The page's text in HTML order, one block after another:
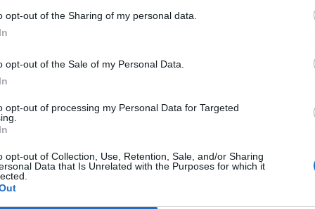
opt-out of the Sharing of my personal data.
opt-out of the Sale of my Personal Data.
opt-out of processing my Personal Data for Targeted
opt-out of Collection, Use, Retention, Sale, and/or Sharing
Data that Is Unrelated with the Purposes for which it
condizioni e in uno scrutinio palese, è
importante». Secondo Della Vedova